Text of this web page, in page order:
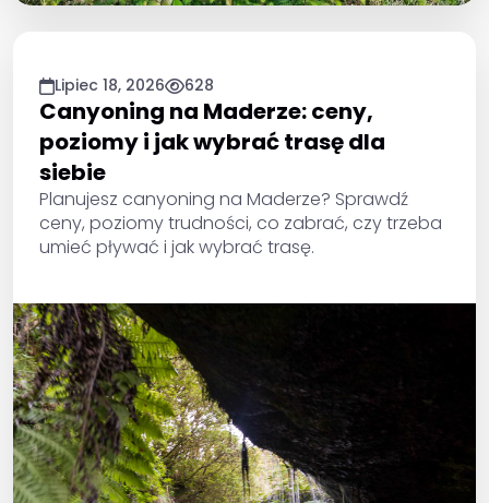
Lipiec 18, 2026 628
Canyoning na Maderze: ceny,
poziomy i jak wybrać trasę dla
siebie
Planujesz canyoning na Maderze? Sprawdź
ceny, poziomy trudności, co zabrać, czy trzeba
umieć pływać i jak wybrać trasę.